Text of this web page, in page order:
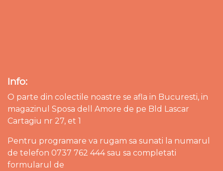
Info:
O parte din colectile noastre se afla in Bucuresti, in
magazinul Sposa dell Amore de pe Bld Lascar
Cartagiu nr 27, et 1
Pentru programare va rugam sa sunati la numarul
de telefon 0737 762 444 sau sa completati
formularul de